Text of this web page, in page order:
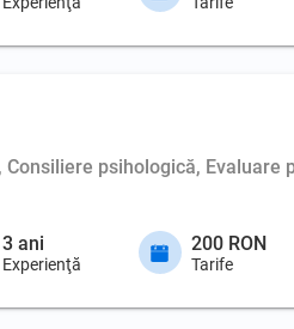
psihologică,
3 ani
Experienţă
200 RON
Tarife